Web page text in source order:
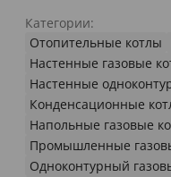
Категории:
Отопительные котлы
Настенные газовые
Настенные
Конденсационные
Напольные газовые
Промышленные
Одноконтурный